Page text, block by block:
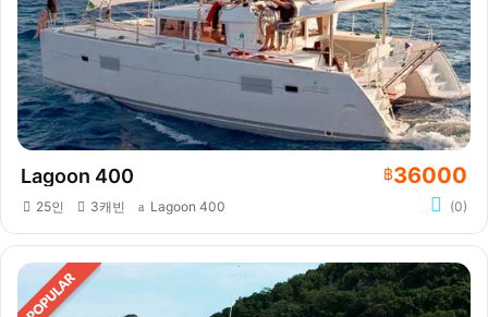
Lagoon 400 ฿36000
25인 3캐빈 Lagoon 400 (0)